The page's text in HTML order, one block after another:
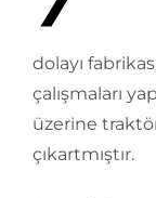
dolayı
çalışmaları
üzerine
çıkartmıştır.